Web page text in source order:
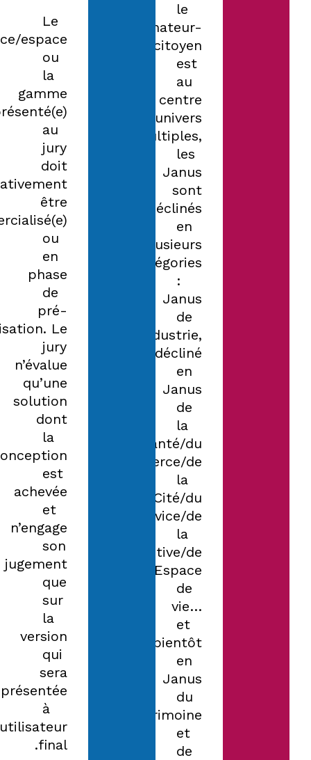
le
consommateur-
citoyen
est
au
centre
d’univers
multiples,
les
Janus
sont
déclinés
en
plusieurs
catégories
:
Janus
de
l’Industrie,
décliné
en
Janus
de
la
Santé/du
Commerce/de
la
Cité/du
Service/de
la
Prospective/de
l’Espace
de
vie…
et
bientôt
en
Janus
du
Patrimoine
et
de
Le
espace
ou
la
gamme
au
jury
doit
être
ou
en
phase
de
pré-
Le
jury
n’évalue
qu’une
solution
dont
la
est
achevée
et
n’engage
son
jugement
que
sur
la
version
qui
sera
présentée
à
final.